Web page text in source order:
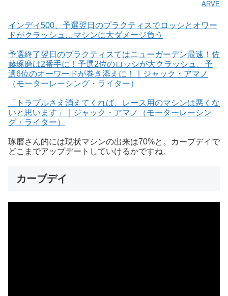
ARVE
インディ500、予選翌日のプラクティスでロッシとオワー
ドがクラッシュ…マシンに大ダメージ負う
予選終了翌日のプラクティスてはニューガーデン最速！佐
藤琢磨は2番手に！予選2位のロッシが大クラッシュ、予
選6位のオーワードが巻き添えに！｜ジャック・アマノ
（モーターレーシング・ライター）
「トラブルさえ消えてくれば、レース用のマシンは悪くな
いと思います」｜ジャック・アマノ（モーターレーシン
グ・ライター）
琢磨さん的には現状マシンの出来は70%と。カーブデイで
どこまでアップデートしていけるかですね。
カーブデイ